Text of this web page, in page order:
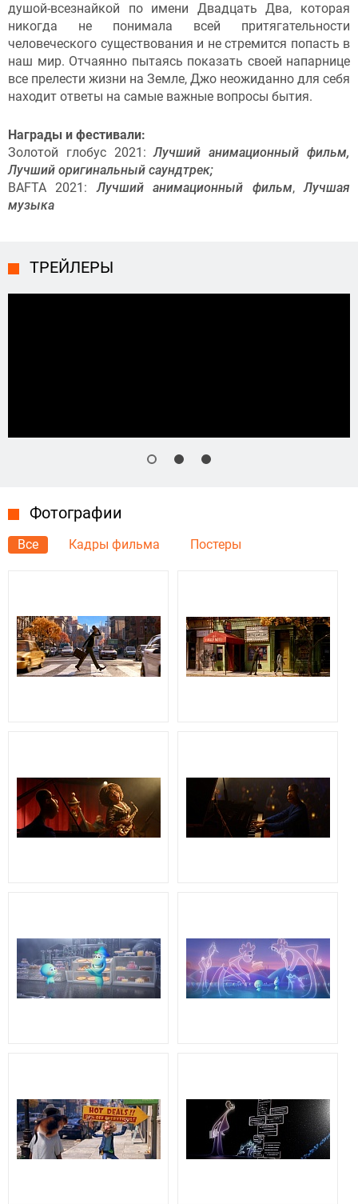
душой-всезнайкой по имени Двадцать Два, которая
никогда не понимала всей притягательности
человеческого существования и не стремится попасть в
наш мир. Отчаянно пытаясь показать своей напарнице
все прелести жизни на Земле, Джо неожиданно для себя
находит ответы на самые важные вопросы бытия.
Награды и фестивали:
Золотой глобус 2021:Лучший анимационный фильм,
Лучший оригинальный саундтрек;
BAFTA 2021:Лучший анимационный фильм,Лучшая
музыка
ТРЕЙЛЕРЫ
Фотографии
Все Кадры фильма Постеры